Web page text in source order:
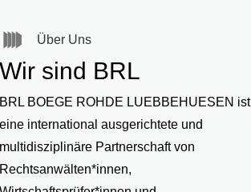
Über Uns
sind BRL
BOEGE ROHDE LUEBBEHUESEN ist
international ausgerichtete und
Partnerschaft von